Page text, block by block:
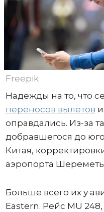
Freepik
Надежды на то, что
переносов вылетов
оправдались. Из-за
добравшегося до
Китая,
аэропорта
Больше всего их у
Eastern. Рейс MU